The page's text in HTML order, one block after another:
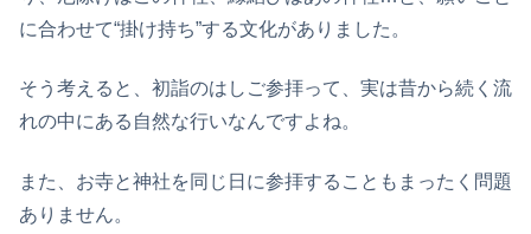
に合わせて“掛け持ち”する文化がありました。
そう考えると、初詣のはしご参拝って、実は昔から続く流
れの中にある自然な行いなんですよね。
また、お寺と神社を同じ日に参拝することもまったく問題
ありません。